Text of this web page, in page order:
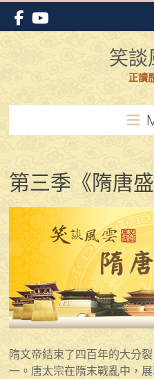
Skip
content
笑談
正讀
第三季《隋唐
隋文帝結束了四百年的大分
一。唐太宗在隋末戰亂中，